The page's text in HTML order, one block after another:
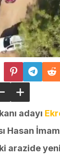
adayı
Hasan
arazide